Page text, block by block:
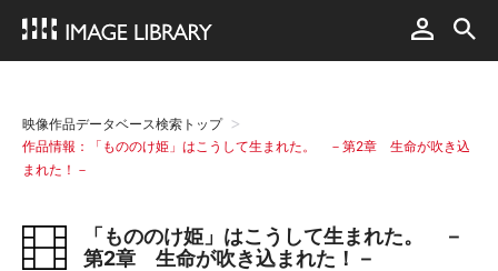
映像作品データベース検索トップ
作品情報：「もののけ姫」はこうして生まれた。 －第2章 生命が吹き込
まれた！－
「もののけ姫」はこうして生まれた。 －
第2章 生命が吹き込まれた！－